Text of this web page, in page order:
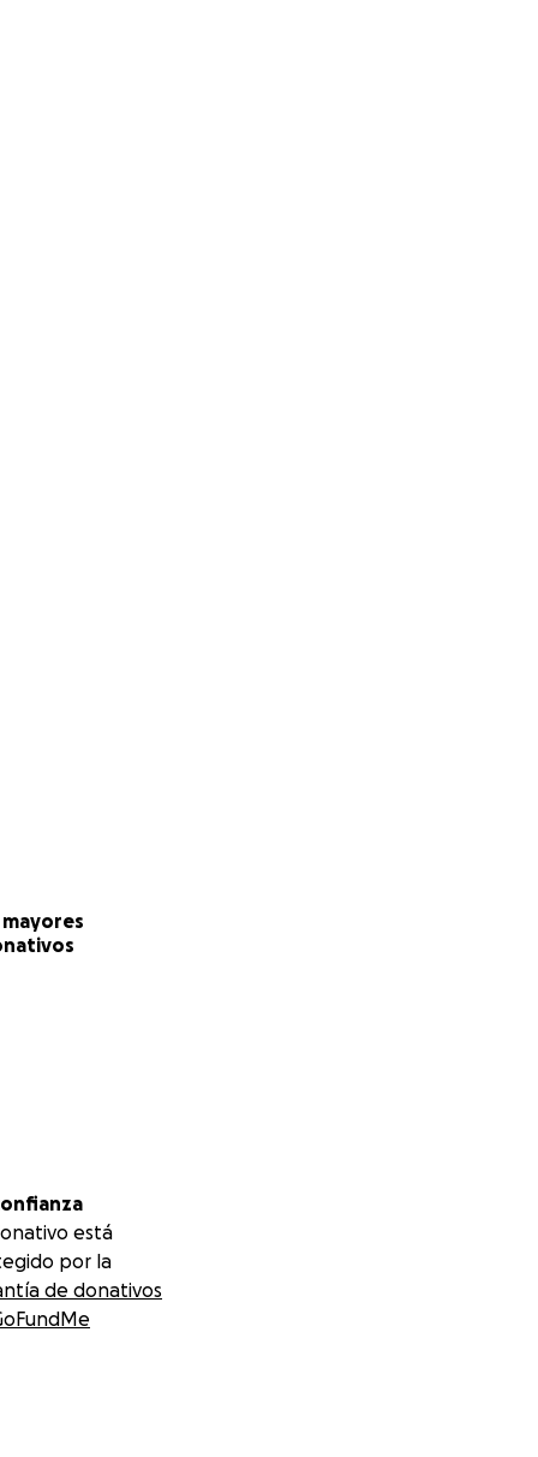
mayores
Absoluto
está
por la
de donativos